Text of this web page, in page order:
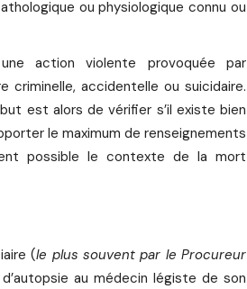
ou physiologique connu ou
action violente provoquée par
criminelle, accidentelle ou suicidaire.
est alors de vérifier s’il existe bien
le maximum de renseignements
possible le contexte de la mort
(le plus souvent par le Procureur
au médecin légiste de son